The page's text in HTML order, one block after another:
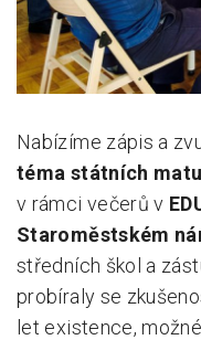
Klub zřizovatelů
O nás
Partneři a dárci
Kontakty
Nabízíme zápis a
téma státních
v rámci večerů v
Staroměstském
středních škol a
probíraly se
let existence,